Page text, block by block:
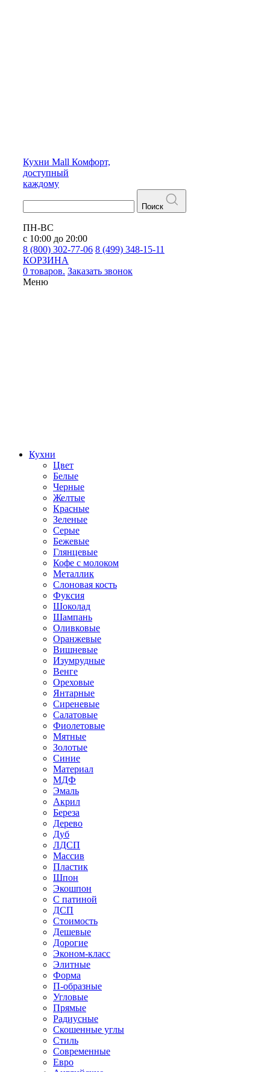
Кухни Mall Комфорт,
доступный
каждому
Поиск
ПН-ВС
с 10:00 до 20:00
8 (800) 302-77-06 8 (499) 348-15-11
КОРЗИНА
0 товаров. Заказать звонок
Меню
Кухни
Цвет
Белые
Черные
Желтые
Красные
Зеленые
Серые
Бежевые
Глянцевые
Кофе с молоком
Металлик
Слоновая кость
Фуксия
Шоколад
Шампань
Оливковые
Оранжевые
Вишневые
Изумрудные
Венге
Ореховые
Янтарные
Сиреневые
Салатовые
Фиолетовые
Мятные
Золотые
Синие
Материал
МДФ
Эмаль
Акрил
Береза
Дерево
Дуб
ЛДСП
Массив
Пластик
Шпон
Экошпон
С патиной
ДСП
Стоимость
Дешевые
Дорогие
Эконом-класс
Элитные
Форма
П-образные
Угловые
Прямые
Радиусные
Скошенные углы
Стиль
Современные
Евро